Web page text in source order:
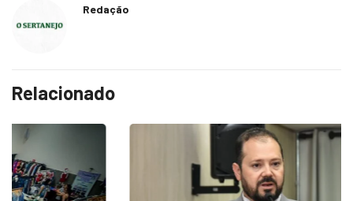
Redação
Relacionado